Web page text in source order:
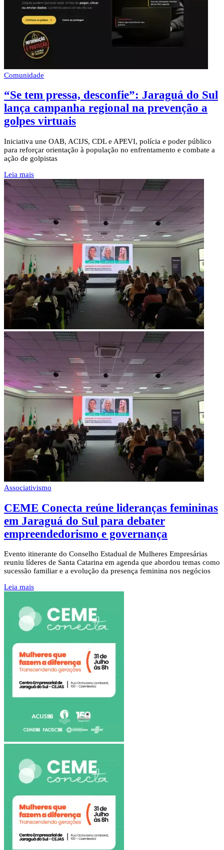
Comunidade
“Se tem pressa, desconfie”: Jaraguá do Sul
lança campanha regional na prevenção a
golpes virtuais
Iniciativa une OAB, ACIJS, CDL e APEVI, polícia e poder público
para reforçar orientação à população no enfrentamento e combate a
ação de golpistas
Leia mais
Associativismo
CEME Conecta reúne lideranças femininas
em Jaraguá do Sul para debater
empreendedorismo e governança
Evento itinerante do Conselho Estadual de Mulheres Empresárias
reuniu líderes de Santa Catarina em agenda que abordou temas como
sucessão familiar e a evolução da presença feminina nos negócios
Leia mais